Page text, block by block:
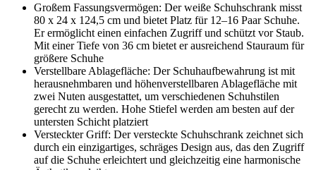
Großem Fassungsvermögen: Der weiße Schuhschrank misst
80 x 24 x 124,5 cm und bietet Platz für 12–16 Paar Schuhe.
Er ermöglicht einen einfachen Zugriff und schützt vor Staub.
Mit einer Tiefe von 36 cm bietet er ausreichend Stauraum für
größere Schuhe
Verstellbare Ablagefläche: Der Schuhaufbewahrung ist mit
herausnehmbaren und höhenverstellbaren Ablagefläche mit
zwei Nuten ausgestattet, um verschiedenen Schuhstilen
gerecht zu werden. Hohe Stiefel werden am besten auf der
untersten Schicht platziert
Versteckter Griff: Der versteckte Schuhschrank zeichnet sich
durch ein einzigartiges, schräges Design aus, das den Zugriff
auf die Schuhe erleichtert und gleichzeitig eine harmonische